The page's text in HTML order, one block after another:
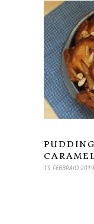
19 FEBBRAIO 2019